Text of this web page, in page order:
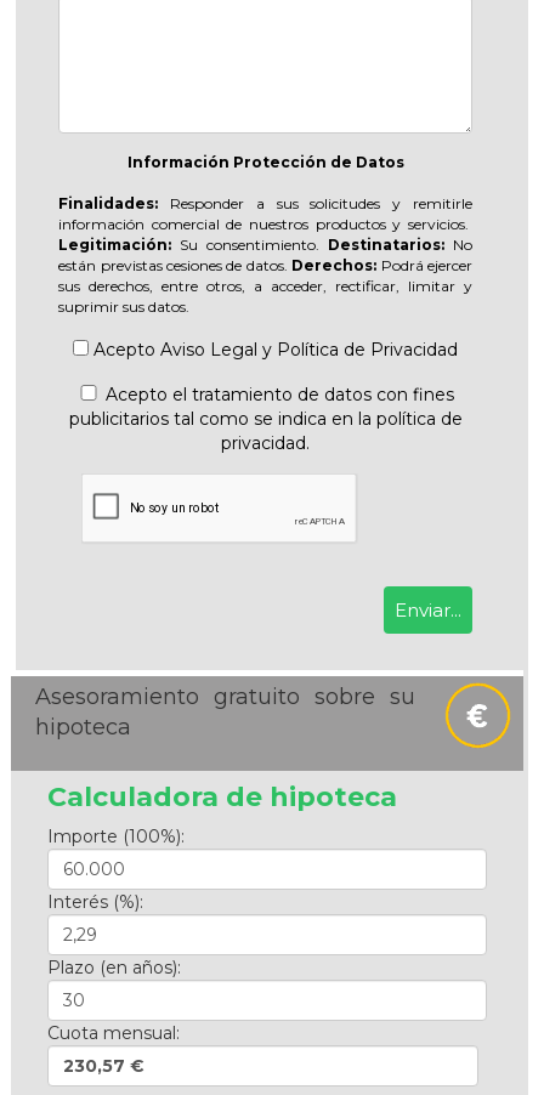
Información Protección de Datos
Finalidades: Responder a sus solicitudes y remitirle
información comercial de nuestros productos y servicios.
Legitimación: Su consentimiento. Destinatarios:No
están previstas cesiones de datos. Derechos: Podrá ejercer
sus derechos, entre otros, a acceder, rectificar, limitar y
suprimir sus datos.
AceptoAviso Legal y Política de Privacidad
Acepto el tratamiento de datos con fines
publicitarios tal como se indica en la política de
privacidad.
Asesoramiento gratuito sobre su
hipoteca
Calculadora de hipoteca
Importe (100%):
Interés (%):
Plazo (en años):
Cuota mensual:
230,57 €